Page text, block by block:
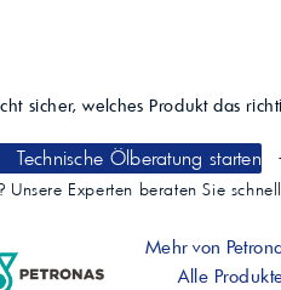
sicher, welches Produkt das
Technische Ölberatung starten
Unsere Experten beraten Sie
Mehr von
Alle